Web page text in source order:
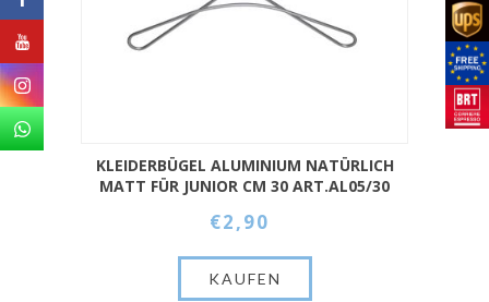
KLEIDERBÜGEL ALUMINIUM NATÜRLICH
MATT FÜR JUNIOR CM 30 ART.AL05/30
€2,90